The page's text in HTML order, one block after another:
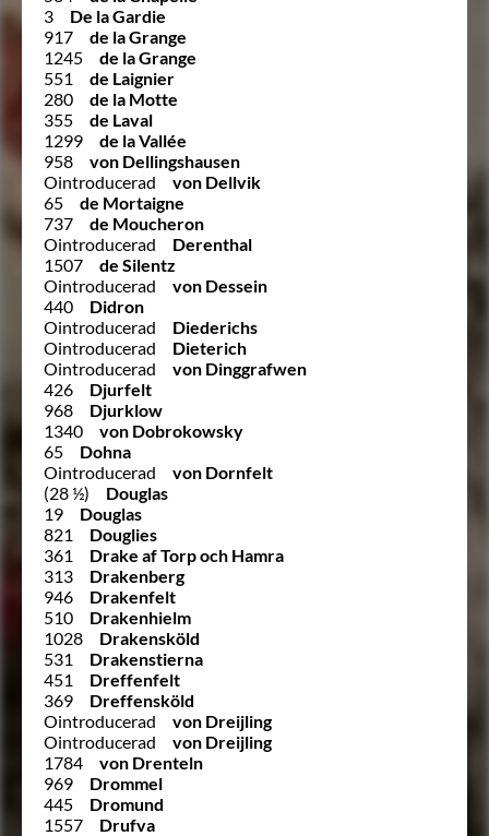
3
De la Gardie
917
de la Grange
1245
de la Grange
551
de Laignier
280
de la Motte
355
de Laval
1299
de la Vallée
958
von Dellingshausen
Ointroducerad
von Dellvik
65
de Mortaigne
737
de Moucheron
Ointroducerad
Derenthal
1507
de Silentz
Ointroducerad
von Dessein
440
Didron
Ointroducerad
Diederichs
Ointroducerad
Dieterich
Ointroducerad
von Dinggrafwen
426
Djurfelt
968
Djurklow
1340
von Dobrokowsky
65
Dohna
Ointroducerad
von Dornfelt
(28 ½)
Douglas
19
Douglas
821
Douglies
361
Drake af Torp och Hamra
313
Drakenberg
946
Drakenfelt
510
Drakenhielm
1028
Drakensköld
531
Drakenstierna
451
Dreffenfelt
369
Dreffensköld
Ointroducerad
von Dreijling
Ointroducerad
von Dreijling
1784
von Drenteln
969
Drommel
445
Dromund
1557
Drufva